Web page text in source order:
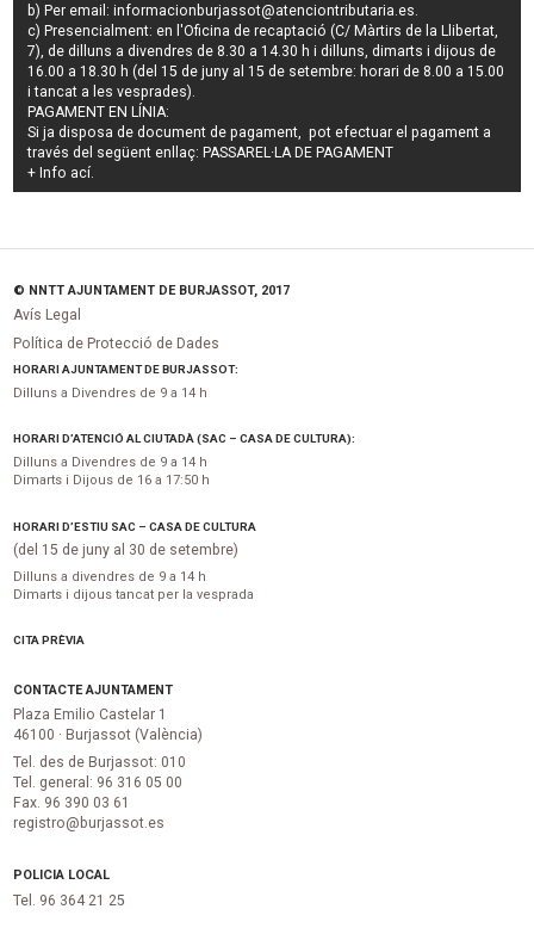
b) Per email:informacionburjassot@atenciontributaria.es
c) Presencialment: en l'Oficina de recaptació (C/ Màrtirs de la Llibertat,
7), de dilluns a divendres de 8.30 a 14.30 h i dilluns, dimarts i dijous de
16.00 a 18.30 h (del 15 de juny al 15 de setembre: horari de 8.00 a 15.00
i tancat a les vesprades).
PAGAMENT EN LÍNIA:
Si ja disposa de document de pagament, pot efectuar el pagament a
través del següent enllaç:PASSAREL·LA DE PAGAMENT
+ Info ací
© NNTT AJUNTAMENT DE BURJASSOT, 2017
Avís Legal
Política de Protecció de Dades
HORARI AJUNTAMENT DE BURJASSOT:
Dilluns a Divendres de 9 a 14 h
HORARI D’ATENCIÓ AL CIUTADÀ (SAC – CASA DE CULTURA):
Dilluns a Divendres de 9 a 14 h
Dimarts i Dijous de 16 a 17:50 h
HORARI D’ESTIU SAC – CASA DE CULTURA
(del 15 de juny al 30 de setembre)
Dilluns a divendres de 9 a 14 h
Dimarts i dijous tancat per la vesprada
CITA PRÈVIA
CONTACTE AJUNTAMENT
Plaza Emilio Castelar 1
46100 · Burjassot (València)
Tel. des de Burjassot: 010
Tel. general: 96 316 05 00
Fax. 96 390 03 61
registro@burjassot.es
POLICIA LOCAL
Tel. 96 364 21 25